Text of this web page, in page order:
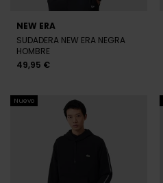
NEW ERA
SUDADERA NEW ERA NEGRA
HOMBRE
49,95 €
Nuevo